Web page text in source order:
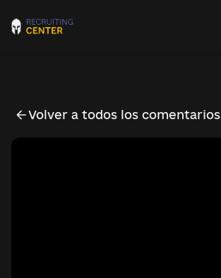
Volver a todos los comentarios